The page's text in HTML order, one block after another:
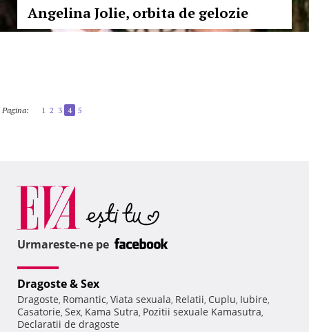
Angelina Jolie, orbita de gelozie
Pagina: 1 2 3 4 5
Urmareste-ne pe
Dragoste & Sex
Dragoste, Romantic, Viata sexuala, Relatii, Cuplu, Iubire,
Casatorie, Sex, Kama Sutra, Pozitii sexuale Kamasutra,
Declaratii de dragoste